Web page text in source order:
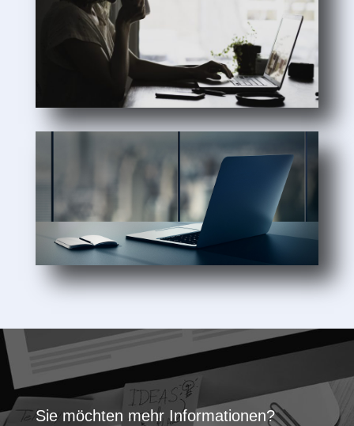
Sie möchten mehr Informationen?